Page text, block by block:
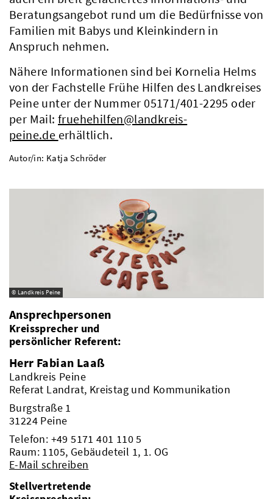
Beratungsangebot rund um die Bedürfnisse von
Familien mit Babys und Kleinkindern in
Anspruch nehmen.
Nähere Informationen sind bei Kornelia Helms
von der Fachstelle Frühe Hilfen des Landkreises
Peine unter der Nummer 05171/401-2295 oder
per Mail:fruehehilfen@landkreis-
peine.de erhältlich.
Autor/in: Katja Schröder
© Landkreis Peine
Ansprechpersonen
Kreissprecher und
persönlicher Referent:
Herr Fabian Laaß
Landkreis Peine
Referat Landrat, Kreistag und Kommunikation
Burgstraße 1
31224 Peine
Telefon: +49 5171 401 110 5
Raum: 1105, Gebäudeteil 1, 1. OG
E-Mail schreiben
Stellvertretende